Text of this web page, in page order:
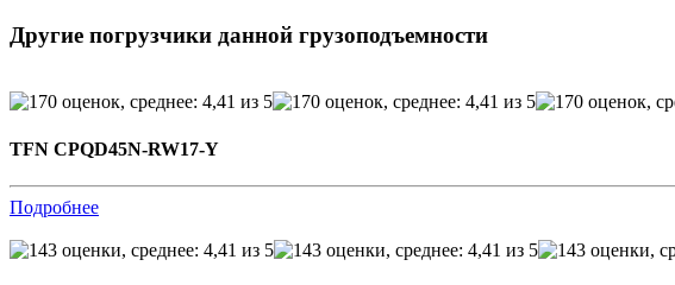
Другие погрузчики данной грузоподъемности
TFN CPQD45N-RW17-Y
Подробнее